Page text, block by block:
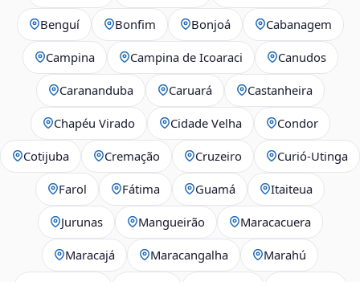
Benguí Bonfim Bonjoá Cabanagem
Campina Campina de Icoaraci Canudos
Carananduba Caruará Castanheira
Chapéu Virado Cidade Velha Condor
Cotijuba Cremação Cruzeiro Curió-Utinga
Farol Fátima Guamá Itaiteua
Jurunas Mangueirão Maracacuera
Maracajá Maracangalha Marahú